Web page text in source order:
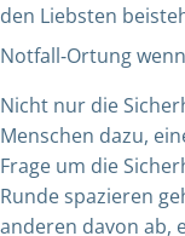
den Liebsten
Notfall-Ortung
Nicht nur die
Menschen dazu,
Frage um die
Runde spazieren
anderen davon ab,